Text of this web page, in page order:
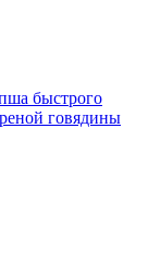
быстрого
говядины